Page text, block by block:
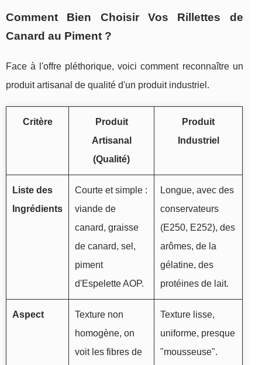
Comment Bien Choisir Vos Rillettes de
Canard au Piment ?
Face à l'offre pléthorique, voici comment reconnaître un
produit artisanal de qualité d'un produit industriel.
Critère
Produit
Artisanal
(Qualité)
Produit
Industriel
Liste des
Ingrédients
Courte et simple :
viande de
canard, graisse
de canard, sel,
piment
d'Espelette AOP.
Longue, avec des
conservateurs
(E250, E252), des
arômes, de la
gélatine, des
protéines de lait.
Aspect
Texture non
homogène, on
voit les fibres de
Texture lisse,
uniforme, presque
"mousseuse".